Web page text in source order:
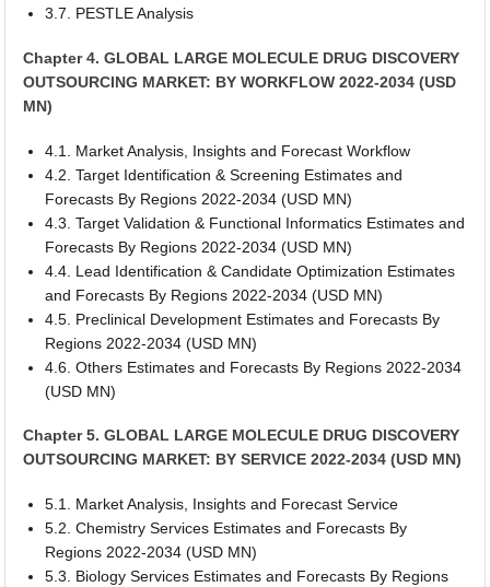
3.7. PESTLE Analysis
Chapter 4. GLOBAL LARGE MOLECULE DRUG DISCOVERY
OUTSOURCING MARKET: BY WORKFLOW 2022-2034 (USD
MN)
4.1. Market Analysis, Insights and Forecast Workflow
4.2. Target Identification & Screening Estimates and
Forecasts By Regions 2022-2034 (USD MN)
4.3. Target Validation & Functional Informatics Estimates and
Forecasts By Regions 2022-2034 (USD MN)
4.4. Lead Identification & Candidate Optimization Estimates
and Forecasts By Regions 2022-2034 (USD MN)
4.5. Preclinical Development Estimates and Forecasts By
Regions 2022-2034 (USD MN)
4.6. Others Estimates and Forecasts By Regions 2022-2034
(USD MN)
Chapter 5. GLOBAL LARGE MOLECULE DRUG DISCOVERY
OUTSOURCING MARKET: BY SERVICE 2022-2034 (USD MN)
5.1. Market Analysis, Insights and Forecast Service
5.2. Chemistry Services Estimates and Forecasts By
Regions 2022-2034 (USD MN)
5.3. Biology Services Estimates and Forecasts By Regions